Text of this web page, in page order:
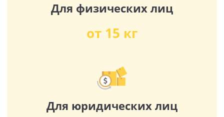
Для физических лиц
от 15 кг
Для юридических лиц